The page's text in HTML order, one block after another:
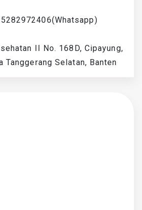
II No. 168D, Cipayung,
Tanggerang Selatan, Banten